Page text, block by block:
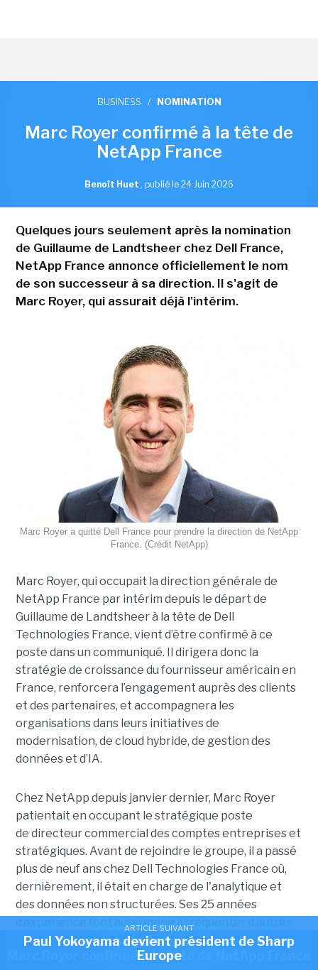
ARTICLE SUIVANT
Marc Royer confirmé à la tête de NetApp France
BUSINESS / NOMINATION
Marc Royer confirmé à la tête de
NetApp France
Benoît Huet , publié le 24 Juin 2026
Quelques jours seulement après la nomination
de Guillaume de Landtsheer chez Dell France,
NetApp France annonce officiellement le nom
de son successeur à sa direction. Il s'agit de
Marc Royer, qui assurait déjà l'intérim.
Marc Royer a quitté Dell France pour prendre la direction de NetApp
France. (Crédit NetApp)
Marc Royer, qui occupait la direction générale de
NetApp France par intérim depuis le départ de
Guillaume de Landtsheer à la tête de Dell
Technologies France, vient d’être confirmé à ce
poste dans un communiqué. Il dirigera donc la
stratégie de croissance du fournisseur américain en
France, renforcera l’engagement auprès des clients
et des partenaires, et accompagnera les
organisations dans leurs initiatives de
modernisation, de cloud hybride, de gestion des
données et d’IA.
Chez NetApp depuis janvier dernier, Marc Royer
patientait en occupant le stratégique poste
de directeur commercial des comptes entreprises et
stratégiques. Avant de rejoindre le groupe, il a passé
plus de neuf ans chez Dell Technologies France où,
dernièrement, il était en charge de l'analytique et
des données non structurées. Ses 25 années
d’expérience l’ont aussi mené à fréquenter d’autres
entreprises technologiques comme EMC et Rise, un
VAR spécialisé dans le stockage.
ARTICLE SUIVANT
Paul Yokoyama devient président de Sharp
Europe